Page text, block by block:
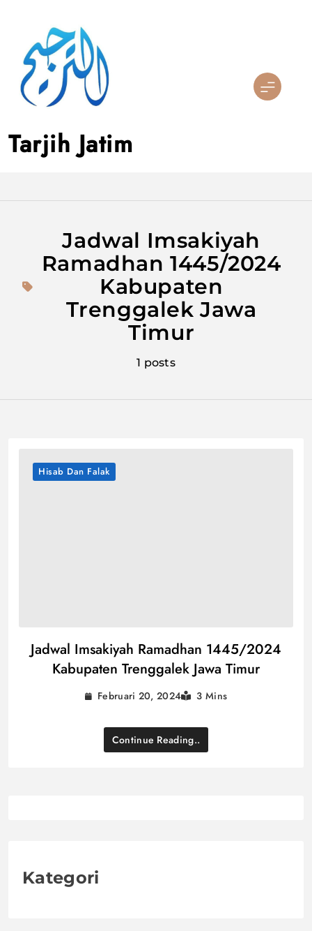
content
Tarjih Jatim
Jadwal Imsakiyah
Ramadhan 1445/2024
Kabupaten
Trenggalek Jawa
Timur
1 posts
Hisab Dan Falak
Jadwal Imsakiyah Ramadhan 1445/2024
Kabupaten Trenggalek Jawa Timur
Februari 20, 2024 3 Mins
Continue Reading..
Kategori